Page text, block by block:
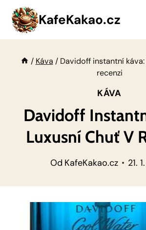
Přeskočit
obsah
KafeKakao.cz
/ Káva / Davidoff instantní
recenzi
KÁVA
Davidoff
Luxusní Chuť V
Od KafeKakao.cz 21.